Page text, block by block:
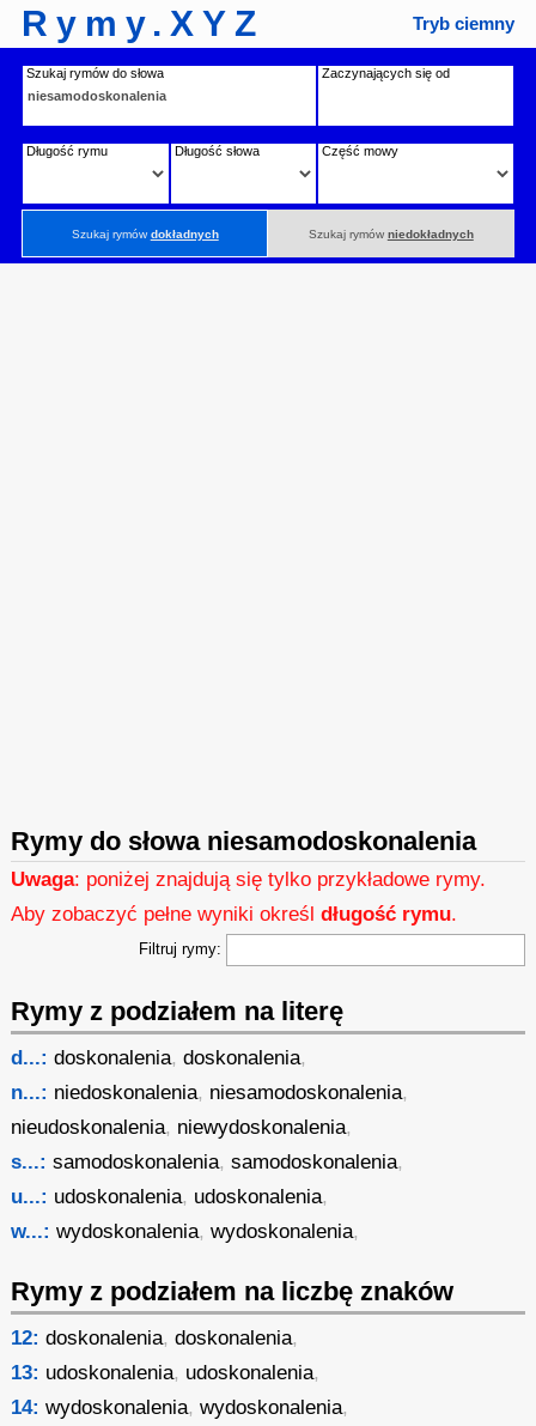
Rymy.XYZ Tryb ciemny
Szukaj rymów do słowa Zaczynających się od
Długość rymu Długość słowa Część mowy
Szukaj rymówdokładnych Szukaj rymów niedokładnych
Rymy do słowa niesamodoskonalenia
Uwaga: poniżej znajdują się tylko przykładowe rymy.
Aby zobaczyć pełne wyniki określdługość rymu.
Filtruj rymy:
Rymy z podziałem na literę
d...: doskonalenia,doskonalenia,
n...: niedoskonalenia, niesamodoskonalenia,
nieudoskonalenia, niewydoskonalenia,
s...: samodoskonalenia,samodoskonalenia,
u...: udoskonalenia, udoskonalenia,
w...: wydoskonalenia,wydoskonalenia,
Rymy z podziałem na liczbę znaków
12: doskonalenia,doskonalenia,
13: udoskonalenia, udoskonalenia,
14: wydoskonalenia,wydoskonalenia,